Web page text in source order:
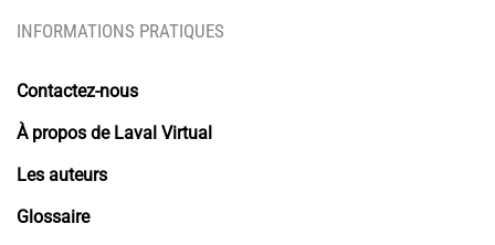
INFORMATIONS PRATIQUES
Contactez-nous
À propos de Laval Virtual
Les auteurs
Glossaire